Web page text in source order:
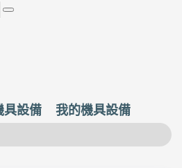
具設備 我的機具設備